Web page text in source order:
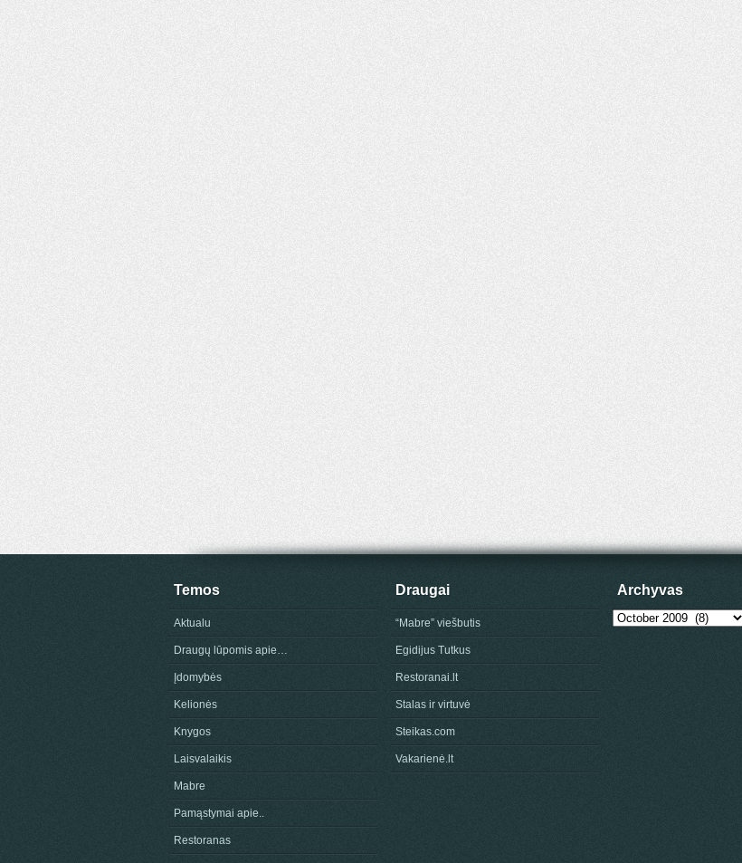
Temos
Aktualu
Draugų lūpomis apie…
Įdomybės
Kelionės
Knygos
Laisvalaikis
Mabre
Pamąstymai apie..
Restoranas
Draugai
“Mabre” viešbutis
Egidijus Tutkus
Restoranai.lt
Stalas ir virtuvė
Steikas.com
Vakarienė.lt
Archyvas
Archyvas